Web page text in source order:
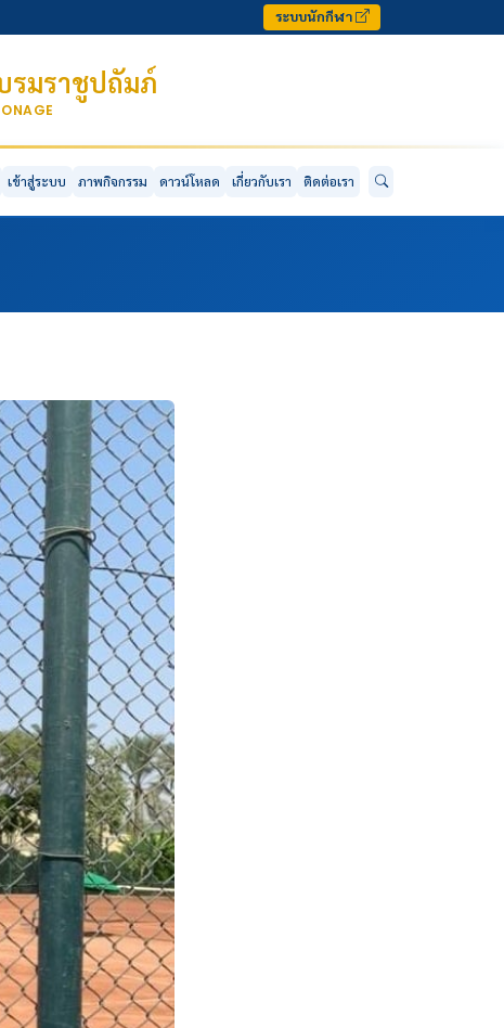
ระบบนักกีฬา
รมราชูปถัมภ์
เข้าสู่ระบบ ภาพกิจกรรม ดาวน์โหลด เกี่ยวกับเรา ติดต่อเรา